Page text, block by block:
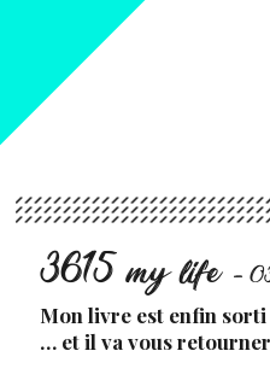
3615 my life -
Mon livre est enfin sorti
… et il va vous